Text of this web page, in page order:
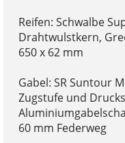
Reifen: Schwalbe
Drahtwulstkern,
650 x 62 mm
Gabel: SR Suntour
Zugstufe und
60 mm Federweg